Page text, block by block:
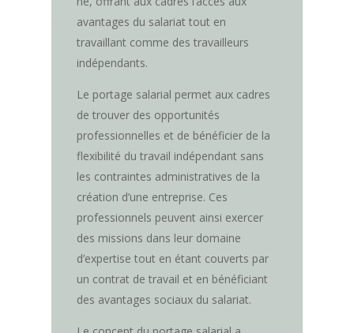
avantages du salariat tout en
travaillant comme des travailleurs
indépendants.
Le portage salarial permet aux cadres
de trouver des opportunités
professionnelles et de bénéficier de la
flexibilité du travail indépendant sans
les contraintes administratives de la
création d’une entreprise. Ces
professionnels peuvent ainsi exercer
des missions dans leur domaine
d’expertise tout en étant couverts par
un contrat de travail et en bénéficiant
des avantages sociaux du salariat.